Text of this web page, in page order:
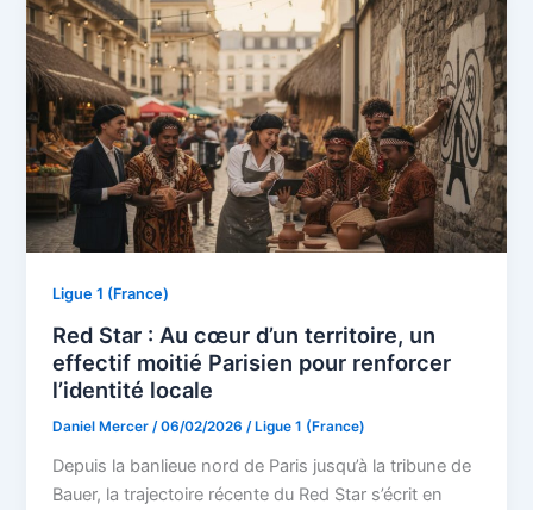
Ligue 1 (France)
Red Star : Au cœur d’un territoire, un
effectif moitié Parisien pour renforcer
l’identité locale
Daniel Mercer /06/02/2026 /Ligue 1 (France)
Depuis la banlieue nord de Paris jusqu’à la tribune de
Bauer, la trajectoire récente du Red Star s’écrit en